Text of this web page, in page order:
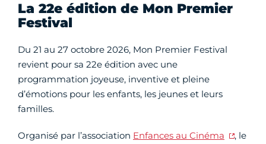
La 22e édition de Mon Premier
Festival
Du 21 au 27 octobre 2026, Mon Premier Festival
revient pour sa 22e édition avec une
programmation joyeuse, inventive et pleine
d’émotions pour les enfants, les jeunes et leurs
familles.
Organisé par l’association Enfances au Cinéma
, le